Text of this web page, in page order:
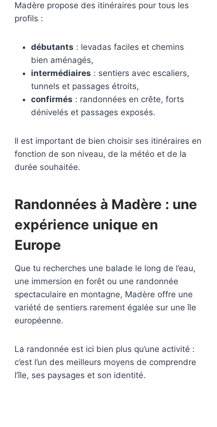
Madère propose des itinéraires pour tous les
profils :
débutants : levadas faciles et chemins
bien aménagés,
intermédiaires : sentiers avec escaliers,
tunnels et passages étroits,
confirmés : randonnées en crête, forts
dénivelés et passages exposés.
Il est important de bien choisir ses itinéraires en
fonction de son niveau, de la météo et de la
durée souhaitée.
Randonnées à Madère : une
expérience unique en
Europe
Que tu recherches une balade le long de l’eau,
une immersion en forêt ou une randonnée
spectaculaire en montagne, Madère offre une
variété de sentiers rarement égalée sur une île
européenne.
La randonnée est ici bien plus qu’une activité :
c’est l’un des meilleurs moyens de comprendre
l’île, ses paysages et son identité.